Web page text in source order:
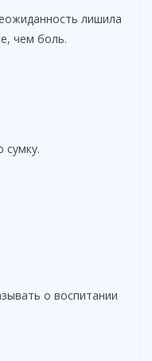
лишила
чем боль.
сумку.
о воспитании